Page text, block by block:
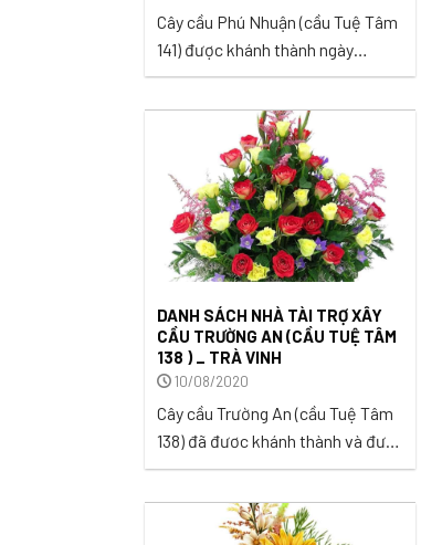
Cây cầu Phú Nhuận (cầu Tuệ Tâm
141) được khánh thành ngày
02/09/2020 tại Ấp Cầu Cống, xã
Bắc, tỉnh Bến Tre.Cây cầu khang
trang dài 14m, rộng 3,3m đã thay
thế cây cầu bê tông cũ xuống cấp
trước đây, mang lại niềm vui cho
300 hộ dân ...
DANH SÁCH NHÀ TÀI TRỢ XÂY
CẦU TRƯỜNG AN (CẦU TUỆ TÂM
138 ) _ TRÀ VINH
10/08/2020
Cây cầu Trường An (cầu Tuệ Tâm
138) đã đươc khánh thành và đưa
vào sử dụng tại ấp 7A, xã An
Vinh ngày 03/10/2020. ...